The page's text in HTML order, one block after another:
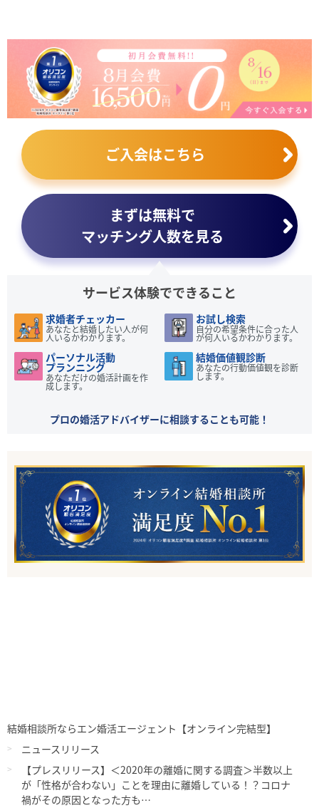
まずは無料で
マッチング人数を見る
ご入会はこちら
サービス体験でできること
求婚者チェッカー
あなたと結婚したい人が何
人いるかわかります。
お試し検索
自分の希望条件に合った人
が何人いるかわかります。
パーソナル活動
プランニング
あなただけの婚活計画を作
成します。
結婚価値観診断
あなたの行動価値観を診断
します。
プロの婚活アドバイザーに相談することも可能！
結婚相談所ならエン婚活エージェント【オンライン完結型】
ニュースリリース
【プレスリリース】＜2020年の離婚に関する調査＞半数以上
が「性格が合わない」ことを理由に離婚している！？コロナ
禍がその原因となった方も…